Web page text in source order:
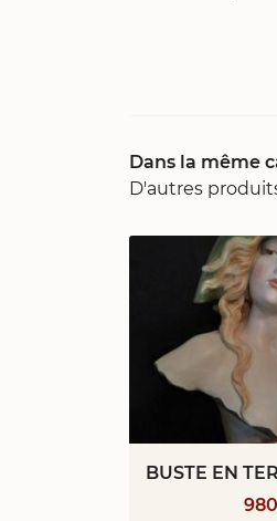
Dans la même
D'autres